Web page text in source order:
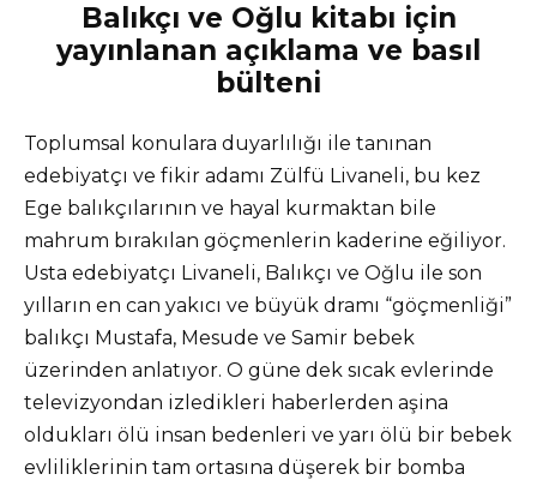
Balıkçı ve Oğlu kitabı için
yayınlanan açıklama ve basıl
bülteni
Toplumsal konulara duyarlılığı ile tanınan
edebiyatçı ve fikir adamı Zülfü Livaneli, bu kez
Ege balıkçılarının ve hayal kurmaktan bile
mahrum bırakılan göçmenlerin kaderine eğiliyor.
Usta edebiyatçı Livaneli, Balıkçı ve Oğlu ile son
yılların en can yakıcı ve büyük dramı “göçmenliği”
balıkçı Mustafa, Mesude ve Samir bebek
üzerinden anlatıyor. O güne dek sıcak evlerinde
televizyondan izledikleri haberlerden aşina
oldukları ölü insan bedenleri ve yarı ölü bir bebek
evliliklerinin tam ortasına düşerek bir bomba